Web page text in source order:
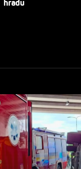
hradu